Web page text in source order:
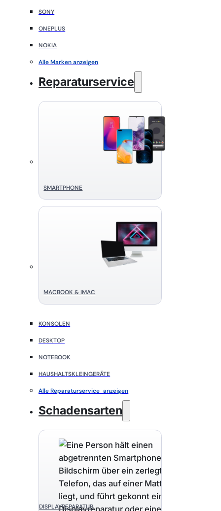
SONY
ONEPLUS
NOKIA
Alle Marken anzeigen
Reparaturservice
SMART­PHONE
MACBOOK & IMAC
KONSOLEN
DESKTOP
NOTEBOOK
HAUSHALTSKLEINGERÄTE
Alle Reparaturservice anzeigen
Schadensarten
DISPLAYREPARATUR